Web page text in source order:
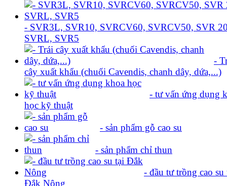
- SVR3L, SVR10, SVRCV60, SVRCV50, SVR
SVRL, SVR5
-
cây xuất khẩu (chuối Cavendis, chanh dây, dứa,...)
- tư vấn ứng dụng
học kỹ thuật
- sản phẩm gỗ cao su
- sản phẩm chỉ thun
- đầu tư trồng cao su
Đắk Nông